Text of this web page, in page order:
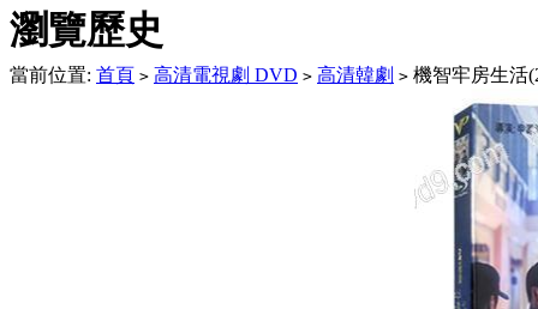
瀏覽歷史
當前位置: 首頁 > 高清電視劇 DVD > 高清韓劇 > 機智牢房生活